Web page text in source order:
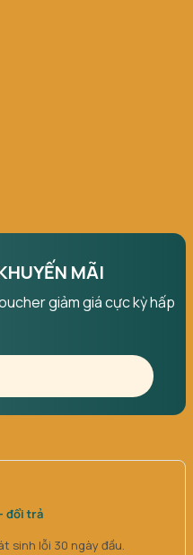
MÃI
giảm giá cực kỳ hấp
đổi trả
sinh lỗi 30 ngày đầu.